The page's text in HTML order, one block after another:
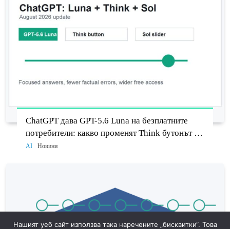
ChatGPT дава GPT-5.6 Luna на безплатните
потребители: какво променят Think бутонът и
новият Sol
AI Новини
Нашият уеб сайт използва така наречените „бисквитки“. Това